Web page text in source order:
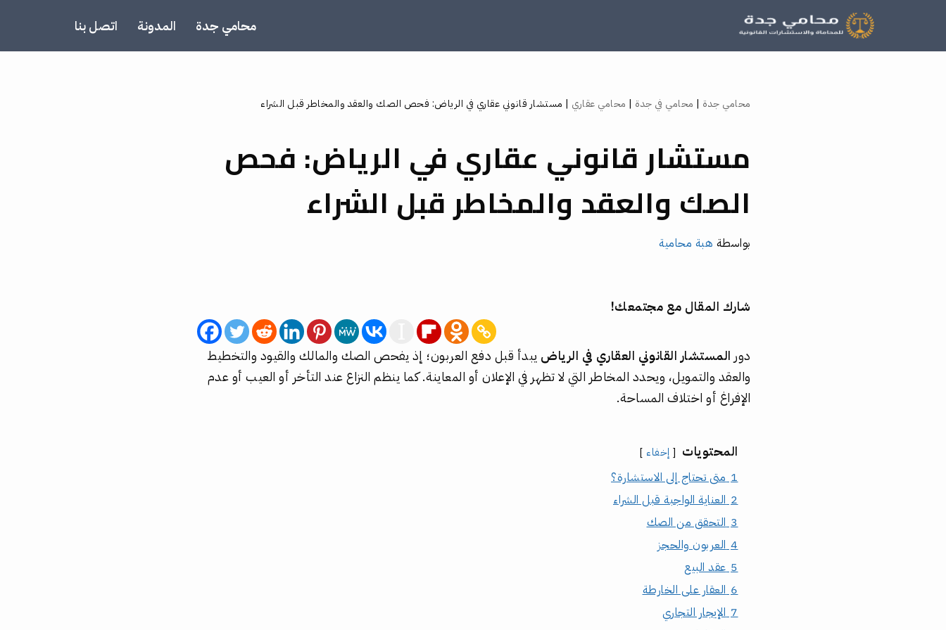
محامي جدة المدونة اتصل بنا
محامي جدة | محامي في جدة | محامي عقاري | مستشار قانوني عقاري في الرياض: فحص الصك والعقد والمخاطر قبل الشراء
مستشار قانوني عقاري في الرياض: فحص
الصك والعقد والمخاطر قبل الشراء
بواسطة هبة محامية
شارك المقال مع مجتمعك!
دور المستشار القانوني العقاري في الرياض يبدأ قبل دفع العربون؛ إذ يفحص الصك والمالك والقيود والتخطيط
والعقد والتمويل، ويحدد المخاطر التي لا تظهر في الإعلان أو المعاينة. كما ينظم النزاع عند التأخر أو العيب أو عدم
الإفراغ أو اختلاف المساحة.
المحتويات إخفاء
1 متى تحتاج إلى الاستشارة؟
2 العناية الواجبة قبل الشراء
3 التحقق من الصك
4 العربون والحجز
5 عقد البيع
6 العقار على الخارطة
7 الإيجار التجاري